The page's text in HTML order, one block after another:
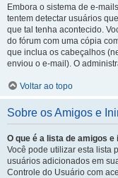
Embora o sistema de e-
tentem detectar usuários
que tal tenha acontecido.
do fórum com uma cópia
que inclua os cabeçalhos
enviou o e-mail). O
Voltar ao topo
Sobre os Amigos e
O que é a lista de amigos e
Você pode utilizar esta lista
usuários adicionados em
Controle do Usuário com